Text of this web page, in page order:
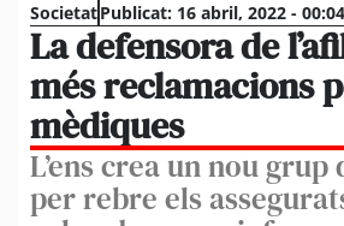
SocietatPublicat: 16 abril, 2022 -
La defensora de
més reclamacions
mèdiques
L’ens crea un nou
per rebre els